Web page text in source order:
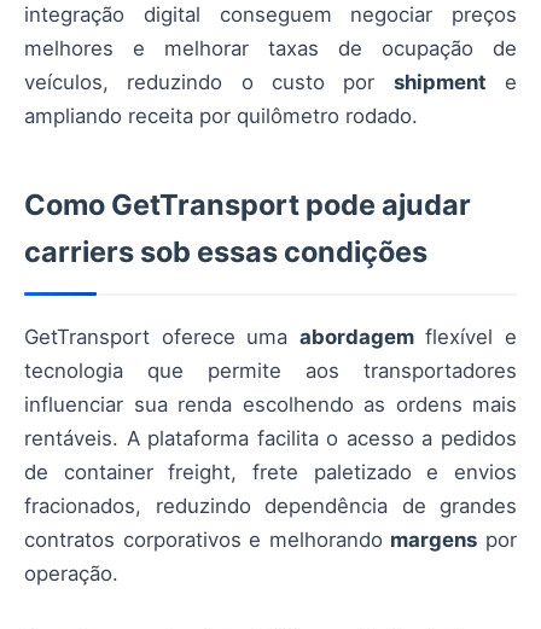
integração digital conseguem negociar preços
melhores e melhorar taxas de ocupação de
veículos, reduzindo o custo por shipment e
ampliando receita por quilômetro rodado.
Como GetTransport pode ajudar
carriers sob essas condições
GetTransport oferece uma abordagemflexível e
tecnologia que permite aos transportadores
influenciar sua renda escolhendo as ordens mais
rentáveis. A plataforma facilita o acesso a pedidos
de container freight, frete paletizado e envios
fracionados, reduzindo dependência de grandes
contratos corporativos e melhorando margens por
operação.